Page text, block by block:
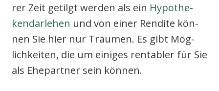
rer Zeit getilgt wer­den als ein Hypo­the­
ken­dar­le­hen und von einer Ren­di­te kön­
nen Sie hier nur Träu­men. Es gibt Mög­
lich­kei­ten, die um eini­ges ren­ta­bler für Sie
als Ehe­part­ner sein kön­nen.